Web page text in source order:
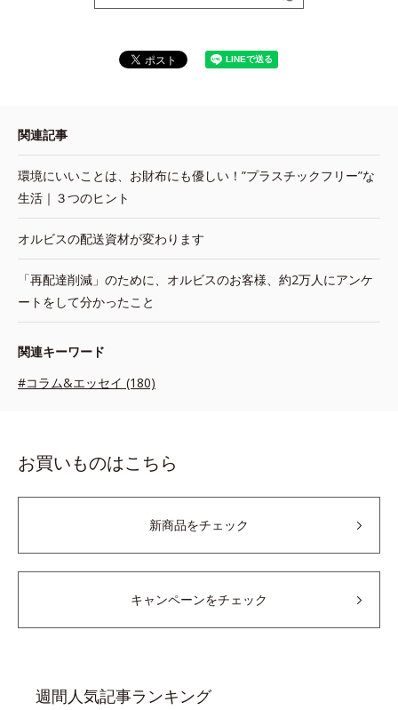
関連記事
環境にいいことは、お財布にも優しい！”プラスチックフリー”な
生活｜３つのヒント
オルビスの配送資材が変わります
「再配達削減」のために、オルビスのお客様、約2万人にアンケ
ートをして分かったこと
関連キーワード
#コラム&エッセイ (180)
お買いものはこちら
新商品をチェック
キャンペーンをチェック
週間人気記事ランキング